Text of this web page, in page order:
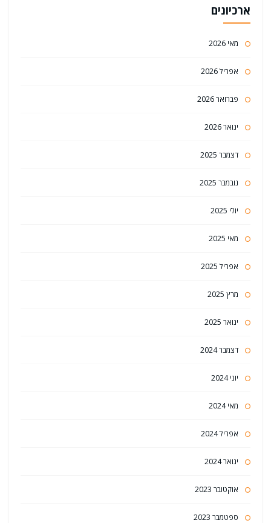
ארכיונים
מאי 2026
אפריל 2026
פברואר 2026
ינואר 2026
דצמבר 2025
נובמבר 2025
יולי 2025
מאי 2025
אפריל 2025
מרץ 2025
ינואר 2025
דצמבר 2024
יוני 2024
מאי 2024
אפריל 2024
ינואר 2024
אוקטובר 2023
ספטמבר 2023